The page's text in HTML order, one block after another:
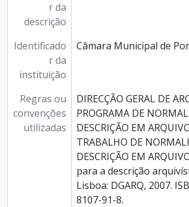
r da
descrição
Identificado
r da
instituição
Câmara Municipal de
Regras ou
convenções
utilizadas
DIRECÇÃO GERAL DE
PROGRAMA DE
DESCRIÇÃO EM
TRABALHO DE
DESCRIÇÃO EM
para a descrição
Lisboa: DGARQ, 2007.
8107-91-8.